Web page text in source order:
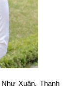
Xuân, Thanh